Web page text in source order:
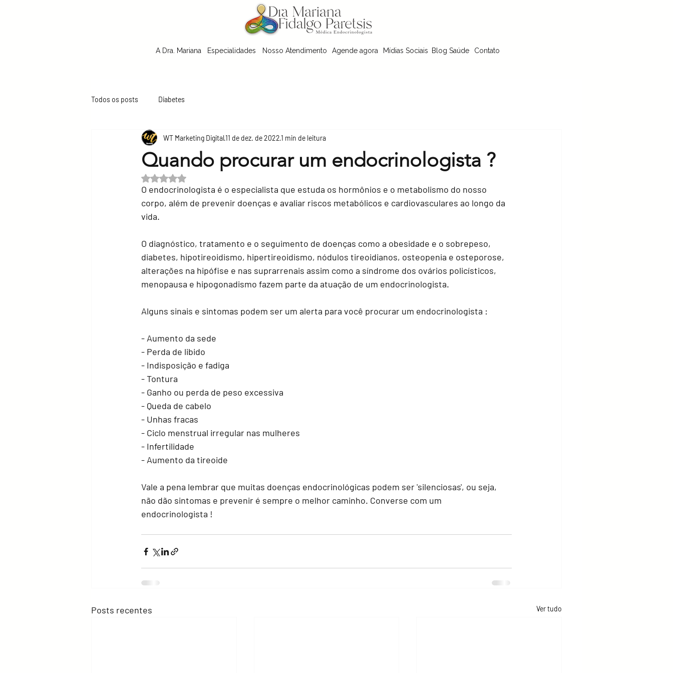
A Dra. Mariana Especialidades Nosso Atendimento Agende agora Mídias Sociais Blog Saúde Contato
Todos os posts Diabetes
Quando procurar um endocrinologista ?
WT Marketing Digital11 de dez. de 20221 min de leitura
Avaliado com NaN de 5 estrelas.
O endocrinologista é o especialista que estuda os hormônios e o metabolismo do nosso
corpo, além de prevenir doenças e avaliar riscos metabólicos e cardiovasculares ao longo da
vida.
O diagnóstico, tratamento e o seguimento de doenças como a obesidade e o sobrepeso,
diabetes, hipotireoidismo, hipertireoidismo, nódulos tireoidianos, osteopenia e osteporose,
alterações na hipófise e nas suprarrenais assim como a síndrome dos ovários policísticos,
menopausa e hipogonadismo fazem parte da atuação de um endocrinologista.
Alguns sinais e sintomas podem ser um alerta para você procurar um endocrinologista :
- Aumento da sede
- Perda de libido
- Indisposição e fadiga
- Tontura
- Ganho ou perda de peso excessiva
- Queda de cabelo
- Unhas fracas
- Ciclo menstrual irregular nas mulheres
- Infertilidade
- Aumento da tireoide
Vale a pena lembrar que muitas doenças endocrinológicas podem ser 'silenciosas', ou seja,
não dão sintomas e prevenir é sempre o melhor caminho. Converse com um
endocrinologista !
Posts recentes Ver tudo